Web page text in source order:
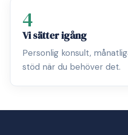
4
Vi sätter igång
Personlig konsult,
stöd när du behöver det.